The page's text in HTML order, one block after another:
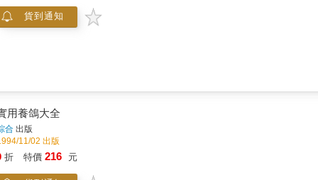
貨到通知
用養鴿大全
合 出版
11/02 出版
折 特價 216 元